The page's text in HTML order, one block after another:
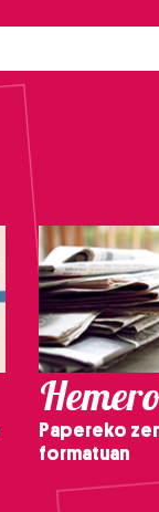
Papereko
formatuan